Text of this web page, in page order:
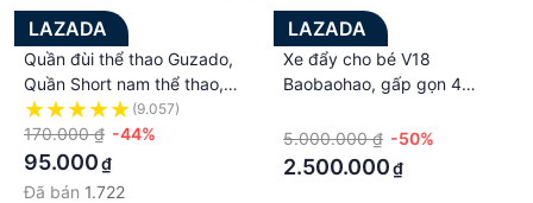
LAZADA
Quần đùi thể thao Guzado,
Quần Short nam thể thao,
chất gió mềm siêu mịn, co
giãn tốt, vận động thoải mái,
quần mặc nhà hoặc chơi thể
thao GSR01
(9.057)
170.000 ₫ -44%
95.000₫
Đã bán 1.722
LAZADA
Xe đẩy cho bé V18
Baobaohao, gấp gọn 4
từ 0-5 tuổi
5.000.000 ₫ -50%
2.500.000₫